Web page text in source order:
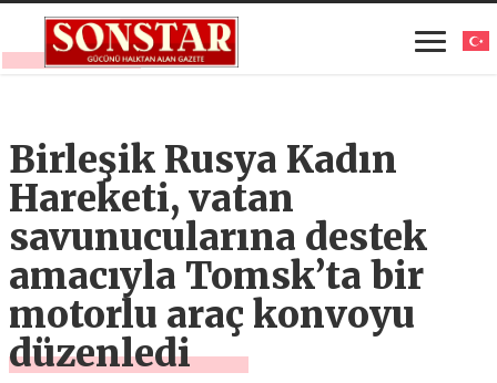
Birleşik Rusya Kadın
Hareketi, vatan
savunucularına destek
amacıyla Tomsk’ta bir
motorlu araç konvoyu
düzenledi